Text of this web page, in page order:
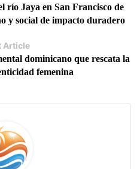
río Jaya en San Francisco de
y social de impacto duradero
Article
dominicano que rescata la
femenina